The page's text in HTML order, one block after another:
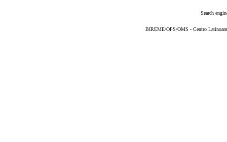
Search
BIREME/OPS/OMS - Centro